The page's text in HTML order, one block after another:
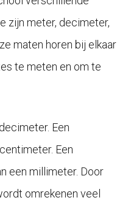
zijn meter, decimeter,
maten horen bij elkaar
te meten en om te
Een
Een
een millimeter. Door
omrekenen veel